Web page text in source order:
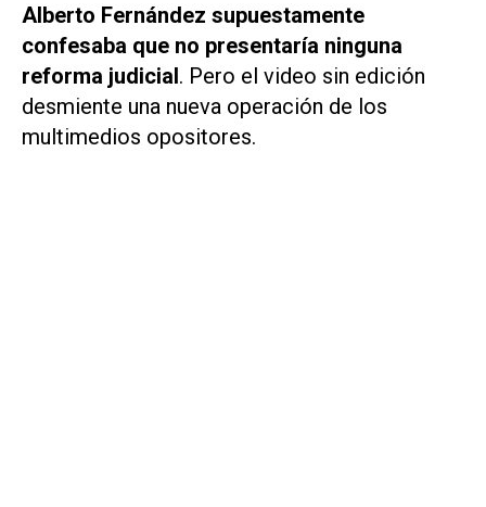
Alberto Fernández supuestamente
confesaba que no presentaría ninguna
reforma judicial. Pero el video sin edición
desmiente una nueva operación de los
multimedios opositores.